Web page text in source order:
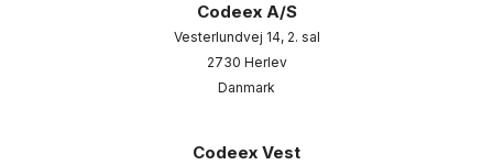
Codeex A/S
Vesterlundvej 14, 2. sal
2730 Herlev
Danmark
Codeex Vest